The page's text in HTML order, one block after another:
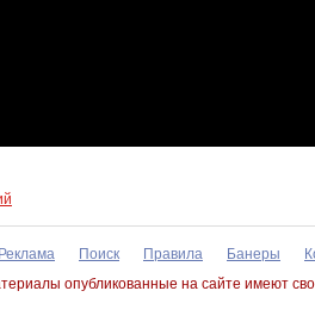
Реклама Поиск Правила Банеры
опубликованные на сайте имеют